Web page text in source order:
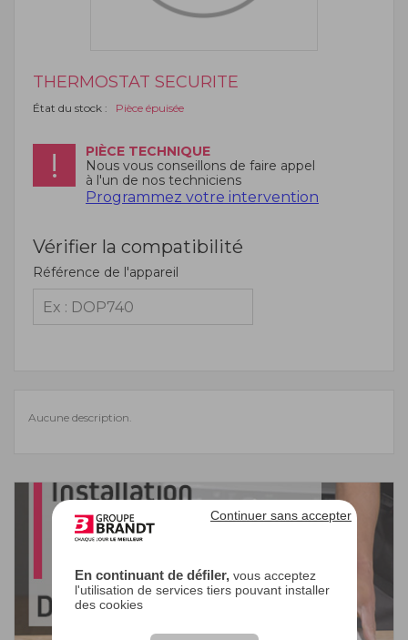
En continuant de défiler,vous acceptez
l'utilisation de services tiers pouvant installer
des cookies
Continuer sans accepter
THERMOSTAT SECURITE
État du stock : Pièce épuisée
PIÈCE TECHNIQUE
Nous vous conseillons de faire appel
à l'un de nos techniciens
Programmez votre intervention
Vérifier la compatibilité
Référence de l'appareil
Aucune description.